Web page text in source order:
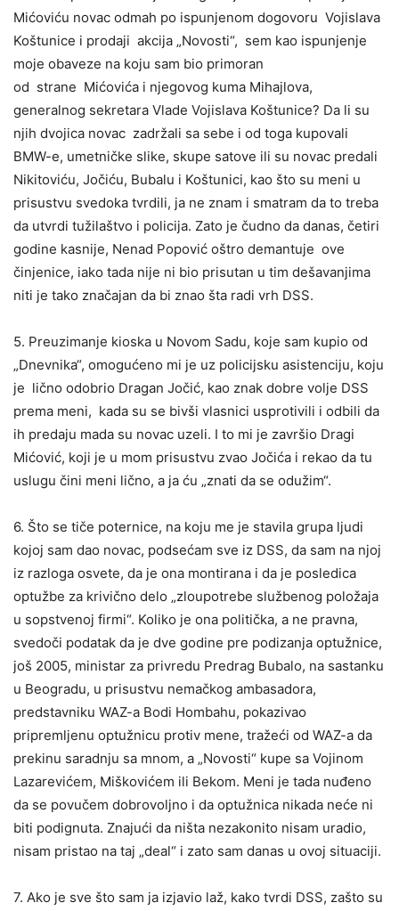
Mićoviću novac odmah po ispunjenom dogovoru Vojislava
Koštunice i prodaji akcija „Novosti“, sem kao ispunjenje
moje obaveze na koju sam bio primoran
od strane Mićovića i njegovog kuma Mihajlova,
generalnog sekretara Vlade Vojislava Koštunice? Da li su
njih dvojica novac zadržali sa sebe i od toga kupovali
BMW-e, umetničke slike, skupe satove ili su novac predali
Nikitoviću, Jočiću, Bubalu i Koštunici, kao što su meni u
prisustvu svedoka tvrdili, ja ne znam i smatram da to treba
da utvrdi tužilaštvo i policija. Zato je čudno da danas, četiri
godine kasnije, Nenad Popović oštro demantuje ove
činjenice, iako tada nije ni bio prisutan u tim dešavanjima
niti je tako značajan da bi znao šta radi vrh DSS.
5. Preuzimanje kioska u Novom Sadu, koje sam kupio od
„Dnevnika“, omogućeno mi je uz policijsku asistenciju, koju
je lično odobrio Dragan Jočić, kao znak dobre volje DSS
prema meni, kada su se bivši vlasnici usprotivili i odbili da
ih predaju mada su novac uzeli. I to mi je završio Dragi
Mićović, koji je u mom prisustvu zvao Jočića i rekao da tu
uslugu čini meni lično, a ja ću „znati da se odužim“.
6. Što se tiče poternice, na koju me je stavila grupa ljudi
kojoj sam dao novac, podsećam sve iz DSS, da sam na njoj
iz razloga osvete, da je ona montirana i da je posledica
optužbe za krivično delo „zloupotrebe službenog položaja
u sopstvenoj firmi“. Koliko je ona politička, a ne pravna,
svedoči podatak da je dve godine pre podizanja optužnice,
još 2005, ministar za privredu Predrag Bubalo, na sastanku
u Beogradu, u prisustvu nemačkog ambasadora,
predstavniku WAZ-a Bodi Hombahu, pokazivao
pripremljenu optužnicu protiv mene, tražeći od WAZ-a da
prekinu saradnju sa mnom, a „Novosti“ kupe sa Vojinom
Lazarevićem, Miškovićem ili Bekom. Meni je tada nuđeno
da se povučem dobrovoljno i da optužnica nikada neće ni
biti podignuta. Znajući da ništa nezakonito nisam uradio,
nisam pristao na taj „deal“ i zato sam danas u ovoj situaciji.
7. Ako je sve što sam ja izjavio laž, kako tvrdi DSS, zašto su